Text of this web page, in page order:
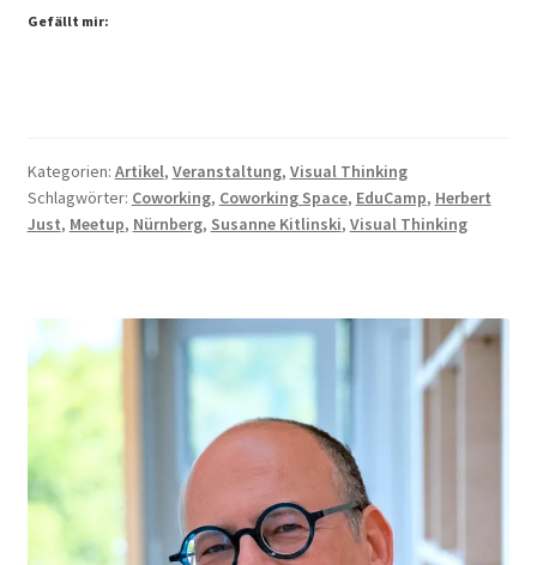
Meetup
Gefällt mir:
Kategorien: Artikel, Veranstaltung, Visual Thinking
Schlagwörter: Coworking, Coworking Space, EduCamp, Herbert
Just, Meetup, Nürnberg, Susanne Kitlinski, Visual Thinking